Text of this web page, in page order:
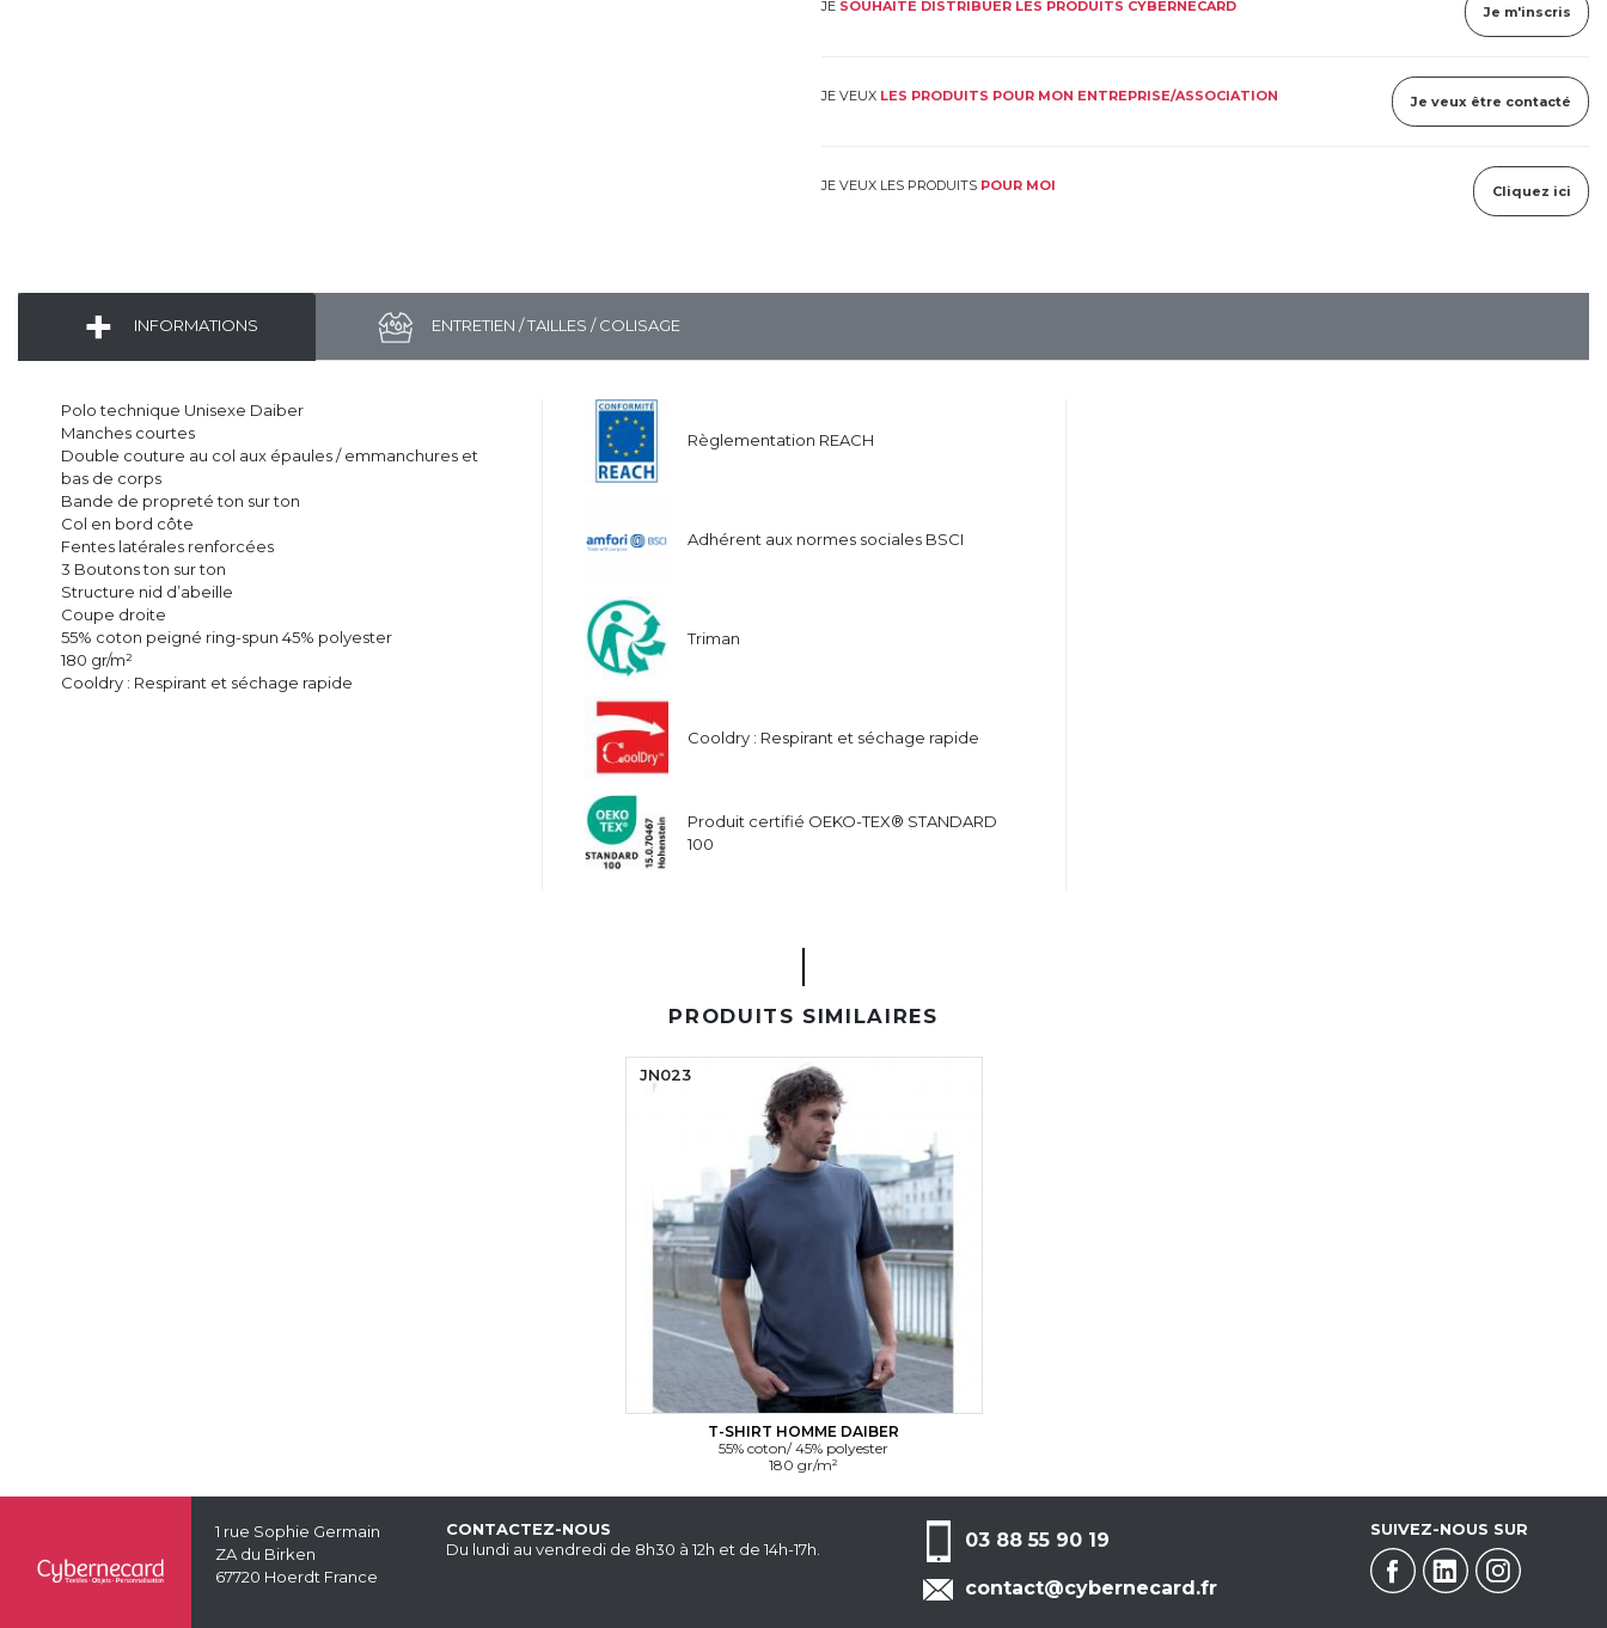
JE SOUHAITE DISTRIBUER LES PRODUITS CYBERNECARD Je m'inscris
JE VEUX LES PRODUITS POUR MON ENTREPRISE/ASSOCIATION Je veux être contacté
JE VEUX LES PRODUITS POUR MOI Cliquez ici
INFORMATIONS ENTRETIEN / TAILLES / COLISAGE
Polo technique Unisexe Daiber
Manches courtes
Double couture au col aux épaules / emmanchures et
bas de corps
Bande de propreté ton sur ton
Col en bord côte
Fentes latérales renforcées
3 Boutons ton sur ton
Structure nid d’abeille
Coupe droite
55% coton peigné ring-spun 45% polyester
180 gr/m²
Cooldry : Respirant et séchage rapide
Règlementation REACH
Adhérent aux normes sociales BSCI
Triman
Cooldry : Respirant et séchage rapide
Produit certifié OEKO-TEX® STANDARD
100
PRODUITS SIMILAIRES
T-SHIRT HOMME DAIBER
55% coton/ 45% polyester
180 gr/m²
JN023
1 rue Sophie Germain
ZA du Birken
67720 Hoerdt France
CONTACTEZ-NOUS
Du lundi au vendredi de 8h30 à 12h et de 14h-17h.
03 88 55 90 19
contact@cybernecard.fr
SUIVEZ-NOUS SUR